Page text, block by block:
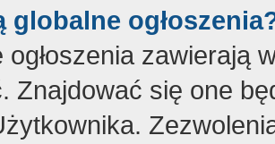
globalne
ogłoszenia zawierają
Znajdować się one